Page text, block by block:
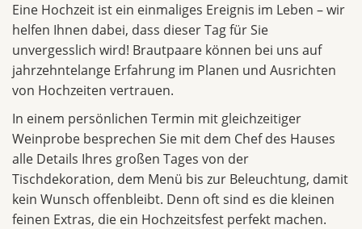
Eine Hochzeit ist ein einmaliges Ereignis im Leben – wir
helfen Ihnen dabei, dass dieser Tag für Sie
unvergesslich wird! Brautpaare können bei uns auf
jahrzehntelange Erfahrung im Planen und Ausrichten
von Hochzeiten vertrauen.
In einem persönlichen Termin mit gleichzeitiger
Weinprobe besprechen Sie mit dem Chef des Hauses
alle Details Ihres großen Tages von der
Tischdekoration, dem Menü bis zur Beleuchtung, damit
kein Wunsch offenbleibt. Denn oft sind es die kleinen
feinen Extras, die ein Hochzeitsfest perfekt machen.